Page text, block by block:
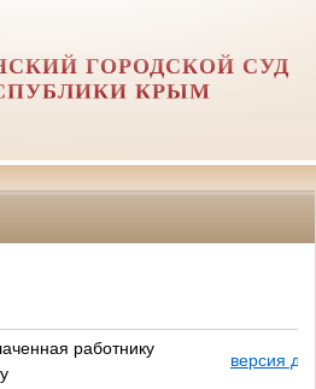
ГОРОДСКОЙ СУД
КРЫМ
работнику
версия